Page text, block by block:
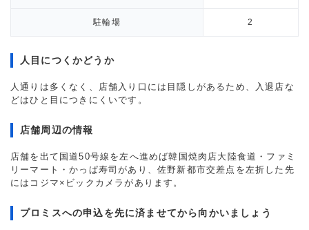
駐輪場 2
人目につくかどうか
人通りは多くなく、店舗入り口には目隠しがあるため、入退店な
どはひと目につきにくいです。
店舗周辺の情報
店舗を出て国道50号線を左へ進めば韓国焼肉店大陸食道・ファミ
リーマート・かっぱ寿司があり、佐野新都市交差点を左折した先
にはコジマ×ビックカメラがあります。
プロミスへの申込を先に済ませてから向かいましょう